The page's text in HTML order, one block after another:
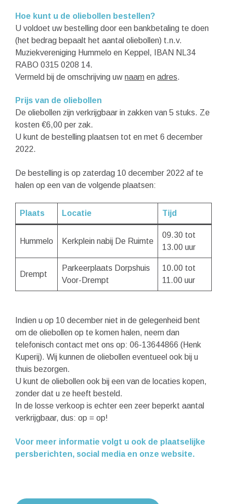
Hoe kunt u de oliebollen bestellen?
U voldoet uw bestelling door een bankbetaling te doen
(het bedrag bepaalt het aantal oliebollen) t.n.v.
Muziekvereniging Hummelo en Keppel, IBAN NL34
RABO 0315 0208 14.
Vermeld bij de omschrijving uw naam en adres.
Prijs van de oliebollen
De oliebollen zijn verkrijgbaar in zakken van 5 stuks. Ze
kosten €6,00 per zak.
U kunt de bestelling plaatsen tot en met 6 december
2022.
De bestelling is op zaterdag 10 december 2022 af te
halen op een van de volgende plaatsen:
Plaats Locatie Tijd
Hummelo Kerkplein nabij De Ruimte
09.30 tot
13.00 uur
Drempt
Parkeerplaats Dorpshuis
Voor-Drempt
10.00 tot
11.00 uur
Indien u op 10 december niet in de gelegenheid bent
om de oliebollen op te komen halen, neem dan
telefonisch contact met ons op: 06-13644866 (Henk
Kuperij). Wij kunnen de oliebollen eventueel ook bij u
thuis bezorgen.
U kunt de oliebollen ook bij een van de locaties kopen,
zonder dat u ze heeft besteld.
In de losse verkoop is echter een zeer beperkt aantal
verkrijgbaar, dus: op = op!
Voor meer informatie volgt u ook de plaatselijke
persberichten, social media en onze website.